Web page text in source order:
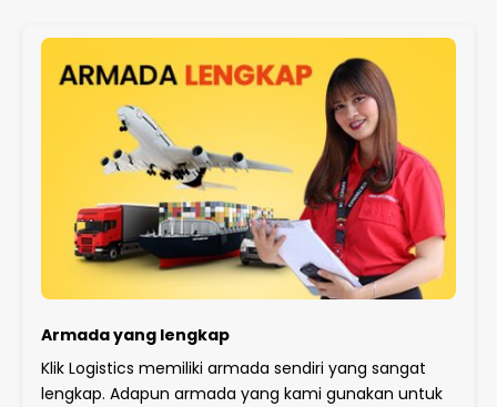
Armada yang lengkap
Klik Logistics memiliki armada sendiri yang sangat
lengkap. Adapun armada yang kami gunakan untuk